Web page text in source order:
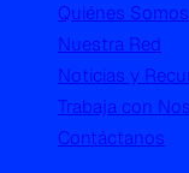
Quiénes Somos
Nuestra Red
Noticias y
Trabaja con
Contáctanos